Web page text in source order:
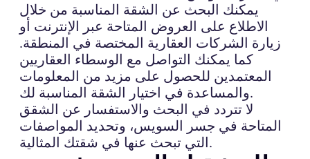
يمكنك البحث عن الشقة المناسبة من خلال
الاطلاع على العروض المتاحة عبر الإنترنت أو
زيارة الشركات العقارية المختصة في المنطقة.
كما يمكنك التواصل مع الوسطاء العقاريين
المعتمدين للحصول على مزيد من المعلومات
والمساعدة في اختيار الشقة المناسبة لك.
لا تتردد في البحث والاستفسار عن الشقق
المتاحة في جسر السويس، وتحديد المواصفات
التي تبحث عنها في شقتك المثالية.